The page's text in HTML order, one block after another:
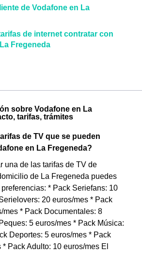
de Vodafone en La
de internet contratar con
Fregeneda
sobre Vodafone en La
tarifas, trámites
de TV que se pueden
en La Fregeneda?
una de las tarifas de TV de
de La Fregeneda puedes
* Pack Seriefans: 10
20 euros/mes * Pack
mes * Pack Documentales: 8
5 euros/mes * Pack Música:
Deportes: 5 euros/mes * Pack
Pack Adulto: 10 euros/mes El